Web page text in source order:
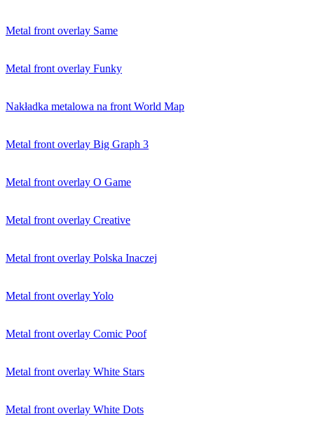
Metal front overlay Same
Metal front overlay Funky
Nakładka metalowa na front World Map
Metal front overlay Big Graph 3
Metal front overlay O Game
Metal front overlay Creative
Metal front overlay Polska Inaczej
Metal front overlay Yolo
Metal front overlay Comic Poof
Metal front overlay White Stars
Metal front overlay White Dots